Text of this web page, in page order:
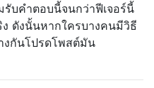
รับคำตอบนี้จนกว่าฟีเจอร์นี้
ง ดังนั้นหากใครบางคนมีวิธี
งกันโปรดโพสต์มัน